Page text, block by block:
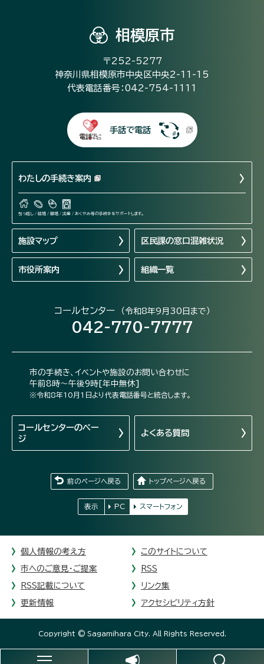
相模原市
〒252-5277
神奈川県相模原市中央区中央2-11-15
代表電話番号：042-754-1111
手話で電話
わたしの手続き案内
引っ越し / 結婚 / 離婚 / 出産 / おくやみ等の手続きをサポートします。
施設マップ 区民課の窓口混雑状況
市役所案内 組織一覧
コールセンター （令和8年9月30日まで）
042-770-7777
市の手続き、イベントや施設のお問い合わせに
午前8時～午後9時[年中無休]
※令和8年10月1日より代表電話番号と統合します。
コールセンターのペー
ジ
よくある質問
前のページへ戻る トップページへ戻る
表示 PC スマートフォン
個人情報の考え方 このサイトについて
市へのご意見・ご提案 RSS
RSS記載について リンク集
更新情報 アクセシビリティ方針
Copyright © Sagamihara City. All Rights Reserved.